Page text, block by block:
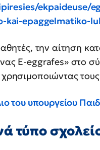
ekpaideuse/
kai-epaggelmatiko-
την αίτηση
E-eggrafes» στο
του υπουργείου
τύπο